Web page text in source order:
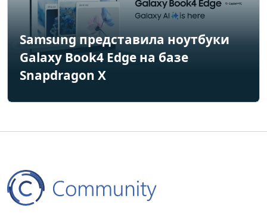
Samsung представила ноутбуки
Galaxy Book4 Edge на базе
Snapdragon X